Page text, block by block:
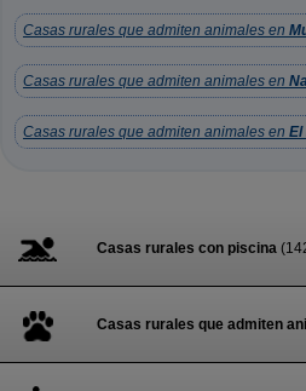
Casas rurales que admiten animales en
Casas rurales que admiten animales en
Casas rurales que admiten animales en El
Casas rurales con piscina
Casas rurales que admiten